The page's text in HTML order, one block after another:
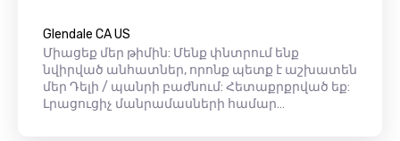
Glendale CA US
Միացեք մեր թիմին: Մենք փնտրում ենք
նվիրված անհատներ, որոնք պետք է աշխատեն
մեր Դելի / պանրի բաժնում: Հետաքրքրված եք:
Լրացուցիչ մանրամասների համար…